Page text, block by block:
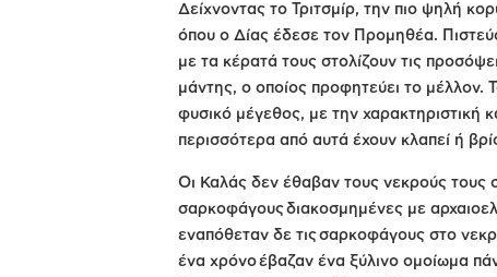
Δείχνοντας το Τριτσμίρ, την πιο ψηλή
όπου ο Δίας έδεσε τον Προμηθέα.
με τα κέρατά τους στολίζουν τις
μάντης, ο οποίος προφητεύει το μέλλον.
φυσικό μέγεθος, με την
περισσότερα από αυτά έχουν κλαπεί ή
Οι Καλάς δεν έθαβαν τους νεκρούς τους
σαρκοφάγους διακοσμημένες με
εναπόθεταν δε τις σαρκοφάγους στο
ένα χρόνο έβαζαν ένα ξύλινο ομοίωμα